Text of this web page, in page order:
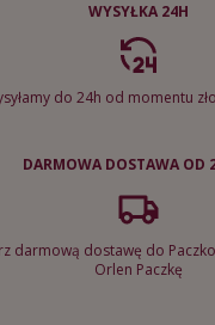
WYSYŁKA 24H
do 24h od momentu
DARMOWA DOSTAWA OD
darmową dostawę do
Orlen Paczkę